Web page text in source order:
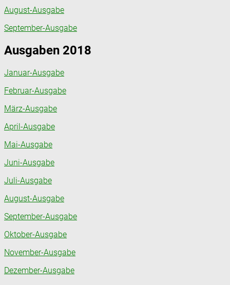
August-Ausgabe
September-Ausgabe
Ausgaben 2018
Januar-Ausgabe
Februar-Ausgabe
März-Ausgabe
April-Ausgabe
Mai-Ausgabe
Juni-Ausgabe
Juli-Ausgabe
August-Ausgabe
September-Ausgabe
Oktober-Ausgabe
November-Ausgabe
Dezember-Ausgabe